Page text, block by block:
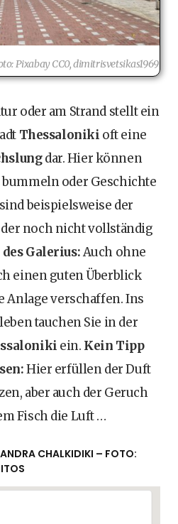
Pixabay CC0, dimitrisvetsikas1969
oder am Strand stellt ein
Thessaloniki oft eine
dar. Hier können
oder Geschichte
beispielsweise der
der noch nicht vollständig
Galerius:Auch ohne
einen guten Überblick
Anlage verschaffen. Ins
tauchen Sie in der
ein. Kein Tipp
Hier erfüllen der Duft
aber auch der Geruch
Fisch die Luft …
CHALKIDIKI – FOTO: